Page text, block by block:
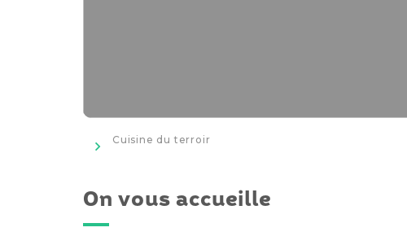
>
Cuisine du terroir
On vous accueille